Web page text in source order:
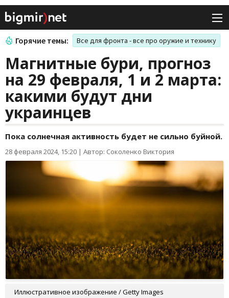
Горячие темы: Все для фронта - все про оружие и технику
Магнитные бури, прогноз
на 29 февраля, 1 и 2 марта:
какими будут дни
украинцев
Пока солнечная активность будет не сильно буйной.
28 февраля 2024, 15:20 | Автор: Соколенко Виктория
Иллюстративное изображение / Getty Images